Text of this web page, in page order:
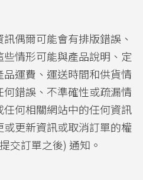
偶爾可能會有排版錯誤、
情形可能與產品說明、定
運費、運送時間和供貨情
錯誤、不準確性或疏漏情
何相關網站中的任何資訊
更新資訊或取消訂單的權
交訂單之後) 通知。